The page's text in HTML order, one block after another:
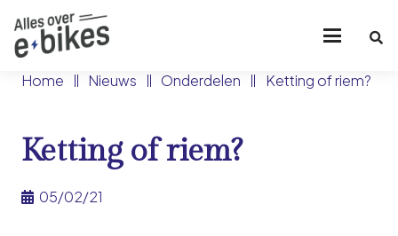
Home Nieuws Onderdelen Ketting of riem?
Ketting of riem?
05/02/21